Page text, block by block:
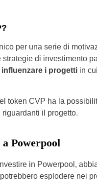
per una serie di
strategie di investimento
i progettiin
token CVP ha la
il progetto.
Powerpool
in Powerpool,
esplodere nei